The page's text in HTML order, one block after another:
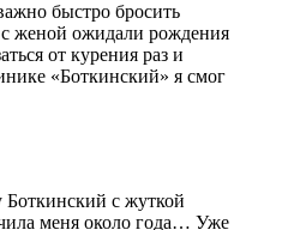
быстро бросить
женой ожидали рождения
от курения раз и
«Боткинский» я смог
с жуткой
меня около года… Уже